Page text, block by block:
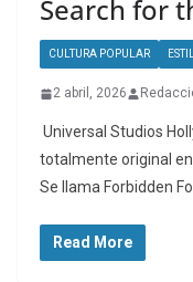
Search for
CULTURA POPULAR
2 abril, 2026
Universal Studios
totalmente original en
Se llama Forbidden
Read More